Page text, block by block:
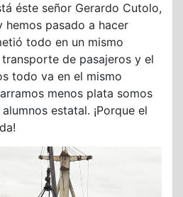
éste señor Gerardo Cutolo,
hemos pasado a hacer
todo en un mismo
de pasajeros y el
todo va en el mismo
menos plata somos
estatal. ¡Porque el